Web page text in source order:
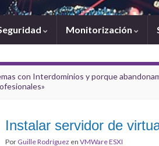
Monitorización
con Interdominios y porque
Instalar servidor de
Por Guille Rodríguez en VMWare ESXI